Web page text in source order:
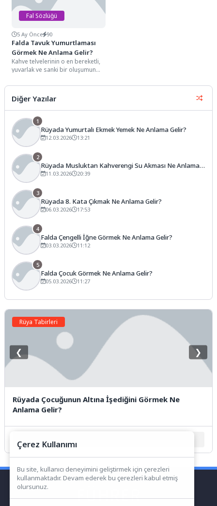
Fal Sözlüğü
5 Ay Önce 90
Falda Tavuk Yumurtlaması
Görmek Ne Anlama Gelir?
Kahve telvelerinin o en bereketli,
yuvarlak ve sanki bir oluşumun
hatları arasında...
Diğer Yazılar
1
Rüyada Yumurtalı Ekmek Yemek Ne Anlama Gelir?
12.03.2026 13:21
2
Rüyada Musluktan Kahverengi Su Akması Ne Anlama
Gelir?
11.03.2026 20:39
3
Rüyada 8. Kata Çıkmak Ne Anlama Gelir?
06.03.2026 17:53
4
Falda Çengelli İğne Görmek Ne Anlama Gelir?
03.03.2026 11:12
5
Falda Çocuk Görmek Ne Anlama Gelir?
05.03.2026 11:27
Rüya Tabirleri
Rüyada Çocuğunun Altına İşediğini Görmek Ne
Anlama Gelir?
❮ ❯
Çerez Kullanımı
Bu site, kullanıcı deneyimini geliştirmek için çerezleri
kullanmaktadır. Devam ederek bu çerezleri kabul etmiş
olursunuz.